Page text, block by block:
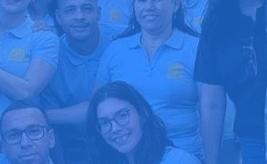
en lo que realmente
importa
gratis